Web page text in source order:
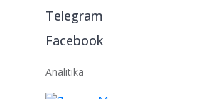
Telegram
Facebook
Analitika